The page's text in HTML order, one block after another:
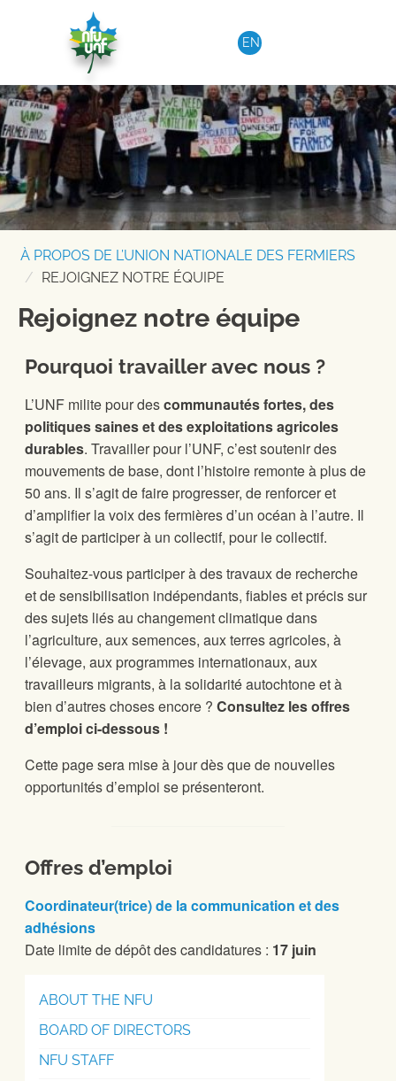
Aller au contenu
EN
À PROPOS DE L’UNION NATIONALE DES FERMIERS
REJOIGNEZ NOTRE ÉQUIPE
Rejoignez notre équipe
Pourquoi travailler avec nous ?
L’UNF milite pour descommunautés fortes, des
politiques saines et des exploitations agricoles
durables. Travailler pour l’UNF, c’est soutenir des
mouvements de base, dont l’histoire remonte à plus de
50 ans. Il s’agit de faire progresser, de renforcer et
d’amplifier la voix des fermières d’un océan à l’autre. Il
s’agit de participer à un collectif, pour le collectif.
Souhaitez-vous participer à des travaux de recherche
et de sensibilisation indépendants, fiables et précis sur
des sujets liés au changement climatique dans
l’agriculture, aux semences, aux terres agricoles, à
l’élevage, aux programmes internationaux, aux
travailleurs migrants, à la solidarité autochtone et à
bien d’autres choses encore ? Consultez les offres
d’emploi ci-dessous !
Cette page sera mise à jour dès que de nouvelles
opportunités d’emploi se présenteront.
Offres d’emploi
Coordinateur(trice) de la communication et des
adhésions
Date limite de dépôt des candidatures : 17 juin
ABOUT THE NFU
BOARD OF DIRECTORS
NFU STAFF